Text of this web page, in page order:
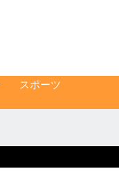
スポーツ